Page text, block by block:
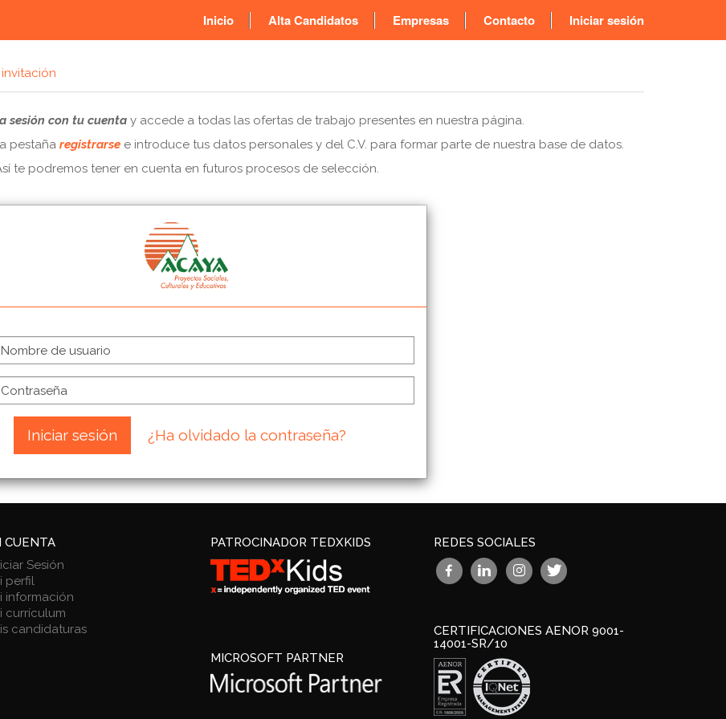
Inicio Alta Candidatos Empresas Contacto Iniciar sesión
sesión con tu cuenta y accede a todas las ofertas de trabajo presentes en nuestra página.
pestaña registrarse e introduce tus datos personales y del C.V. para formar parte de nuestra base de datos.
te podremos tener en cuenta en futuros procesos de selección.
Iniciar sesión ¿Ha olvidado la contraseña?
CUENTA
Sesión
perfil
información
currículum
candidaturas
PATROCINADOR TEDXKIDS
MICROSOFT PARTNER
REDES SOCIALES
CERTIFICACIONES AENOR 9001-
14001-SR/10